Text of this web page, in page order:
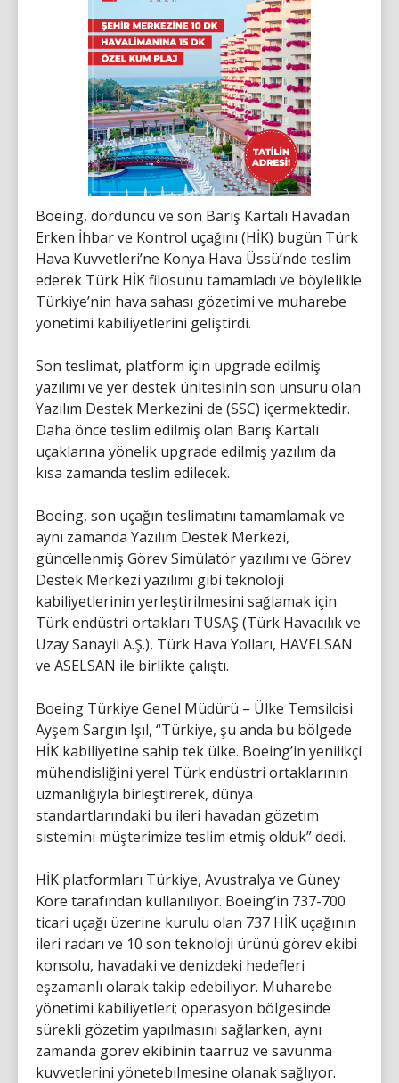
Boeing, dördüncü ve son Barış Kartalı Havadan
Erken İhbar ve Kontrol uçağını (HİK) bugün Türk
Hava Kuvvetleri’ne Konya Hava Üssü’nde teslim
ederek Türk HİK filosunu tamamladı ve böylelikle
Türkiye’nin hava sahası gözetimi ve muharebe
yönetimi kabiliyetlerini geliştirdi.
Son teslimat, platform için upgrade edilmiş
yazılımı ve yer destek ünitesinin son unsuru olan
Yazılım Destek Merkezini de (SSC) içermektedir.
Daha önce teslim edilmiş olan Barış Kartalı
uçaklarına yönelik upgrade edilmiş yazılım da
kısa zamanda teslim edilecek.
Boeing, son uçağın teslimatını tamamlamak ve
aynı zamanda Yazılım Destek Merkezi,
güncellenmiş Görev Simülatör yazılımı ve Görev
Destek Merkezi yazılımı gibi teknoloji
kabiliyetlerinin yerleştirilmesini sağlamak için
Türk endüstri ortakları TUSAŞ (Türk Havacılık ve
Uzay Sanayii A.Ş.), Türk Hava Yolları, HAVELSAN
ve ASELSAN ile birlikte çalıştı.
Boeing Türkiye Genel Müdürü – Ülke Temsilcisi
Ayşem Sargın Işıl, “Türkiye, şu anda bu bölgede
HİK kabiliyetine sahip tek ülke. Boeing’in yenilikçi
mühendisliğini yerel Türk endüstri ortaklarının
uzmanlığıyla birleştirerek, dünya
standartlarındaki bu ileri havadan gözetim
sistemini müşterimize teslim etmiş olduk” dedi.
HİK platformları Türkiye, Avustralya ve Güney
Kore tarafından kullanılıyor. Boeing’in 737-700
ticari uçağı üzerine kurulu olan 737 HİK uçağının
ileri radarı ve 10 son teknoloji ürünü görev ekibi
konsolu, havadaki ve denizdeki hedefleri
eşzamanlı olarak takip edebiliyor. Muharebe
yönetimi kabiliyetleri; operasyon bölgesinde
sürekli gözetim yapılmasını sağlarken, aynı
zamanda görev ekibinin taarruz ve savunma
kuvvetlerini yönetebilmesine olanak sağlıyor.